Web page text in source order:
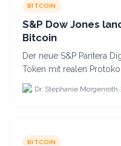
BITCOIN
S&P Dow Jones
Bitcoin
Der neue S&P Pantera
Token mit realen
aufgrund fehlender
Dr. Stephanie Morgenroth
BITCOIN